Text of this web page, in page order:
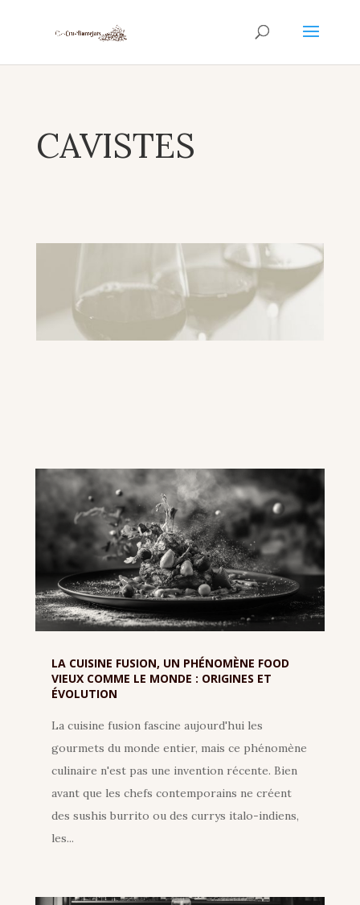
CAVISTES
LA CUISINE FUSION, UN PHÉNOMÈNE FOOD
VIEUX COMME LE MONDE : ORIGINES ET
ÉVOLUTION
La cuisine fusion fascine aujourd'hui les
gourmets du monde entier, mais ce phénomène
culinaire n'est pas une invention récente. Bien
avant que les chefs contemporains ne créent
des sushis burrito ou des currys italo-indiens,
les...